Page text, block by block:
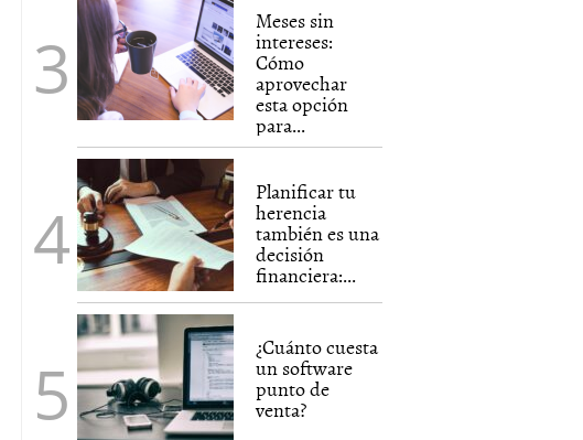
Meses sin
intereses:
Cómo
aprovechar
esta opción
para...
Planificar tu
herencia
también es una
decisión
financiera:...
¿Cuánto cuesta
un software
punto de
venta?